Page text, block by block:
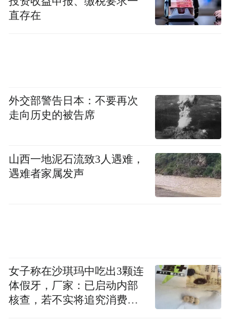
直存在
外交部警告日本：不要再次
走向历史的被告席
山西一地泥石流致3人遇难，
遇难者家属发声
女子称在沙琪玛中吃出3颗连
体假牙，厂家：已启动内部
核查，若不实将追究消费者